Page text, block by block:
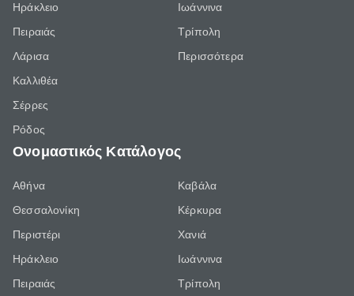
Ηράκλειο
Πειραιάς
Λάρισα
Καλλιθέα
Σέρρες
Ρόδος
Ιωάννινα
Τρίπολη
Περισσότερα
Ονομαστικός Κατάλογος
Αθήνα
Θεσσαλονίκη
Περιστέρι
Ηράκλειο
Πειραιάς
Καβάλα
Κέρκυρα
Χανιά
Ιωάννινα
Τρίπολη